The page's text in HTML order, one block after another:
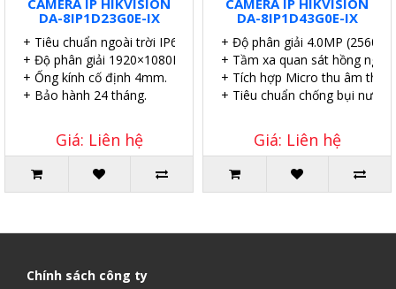
DA-8IP1D23G0E-IX
+ Tiêu chuẩn ngoài trời IP67.
+ Độ phân giải 1920×1080P.
+ Ống kính cố định 4mm.
+ Bảo hành 24 tháng.
Giá: Liên hệ
DA-8IP1D43G0E-IX
+ Độ phân giải 4.0MP
+ Tầm xa quan sát hồng
+ Tích hợp Micro thu âm
+ Tiêu chuẩn chống bụi nước
Giá: Liên hệ
Chính sách công ty